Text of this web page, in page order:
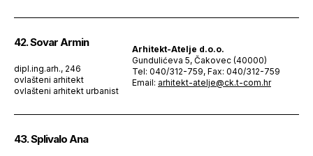
42. Sovar Armin
dipl.ing.arh., 246
ovlašteni arhitekt
ovlašteni arhitekt urbanist
Arhitekt-Atelje d.o.o.
Gundulićeva 5, Čakovec (40000)
Tel: 040/312-759, Fax: 040/312-759
Email: arhitekt-atelje@ck.t-com.hr
43. Splivalo Ana